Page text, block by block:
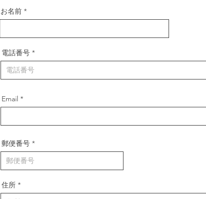
お名前
電話番号
Email
郵便番号
住所